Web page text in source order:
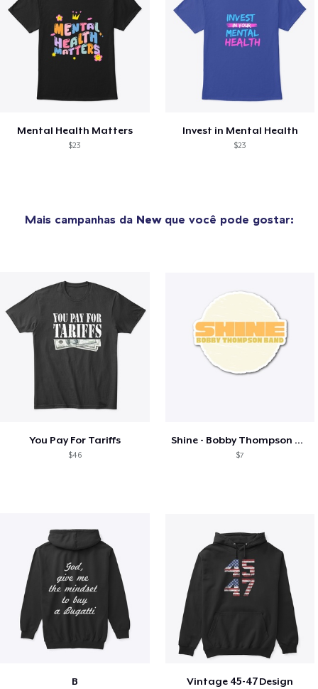
Mental Health Matters
$23
Invest in Mental Health
$23
Mais campanhas da Newque você pode gostar:
You Pay For Tariffs
$46
Shine - Bobby Thompson Band Merch
$7
B Vintage 45-47 Design